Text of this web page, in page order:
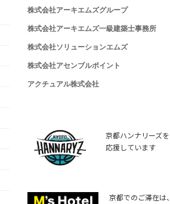
株式会社アーキエムズグループ
株式会社アーキエムズ一級建築士事務所
株式会社ソリューションエムズ
株式会社アセンブルポイント
アクチュアル株式会社
京都ハンナリーズを
応援しています
京都でのご滞在は、